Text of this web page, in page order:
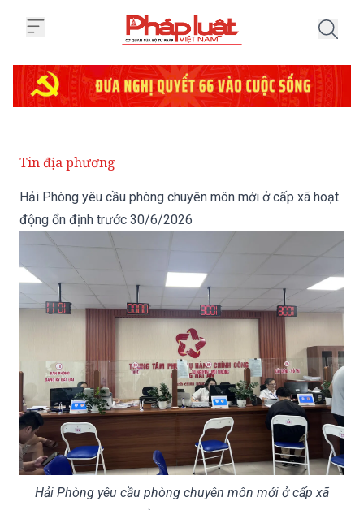
Hải Phòng yêu cầu phòng chuyên môn mới ở cấp xã hoạt
Hải Phòng yêu cầu phòng chuyên môn mới ở cấp xã
hoạt động ổn định trước 30/6/2026
(PLVN) - UBND TP Hải Phòng mới ban hành Quyết định